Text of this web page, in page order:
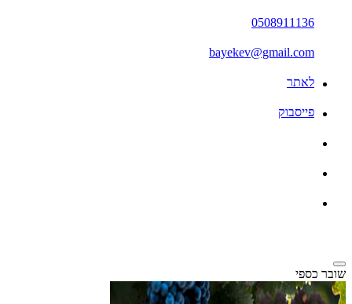
0508911136
bayekev@gmail.com
לאתר
פייסבוק
שובר כספי